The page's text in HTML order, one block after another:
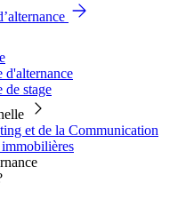
d'alternance
de stage
et de la Communication